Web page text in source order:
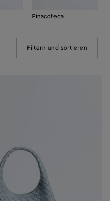
Pinacoteca
Filtern und sortieren